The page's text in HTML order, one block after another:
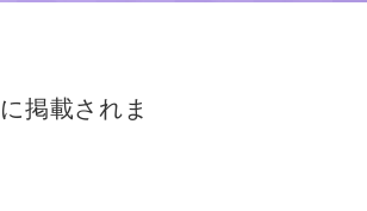
掲載されま